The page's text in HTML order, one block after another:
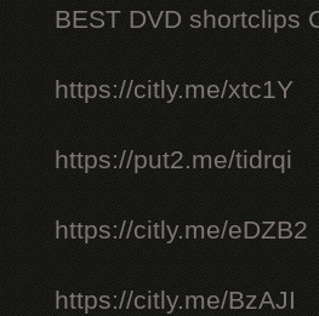
BEST DVD shortclips
https://citly.me/xtc1Y
https://put2.me/tidrqi
https://citly.me/eDZB2
https://citly.me/BzAJI